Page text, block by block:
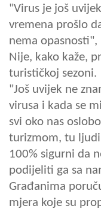
"Virus je još
vremena prošlo
nema opasnosti",
Nije, kako kaže,
turističkoj sezoni.
"Još uvijek ne
virusa i kada se
svi oko nas
turizmom, tu ljudi
100% sigurni da
podijeliti ga sa
Građanima
mjera koje su